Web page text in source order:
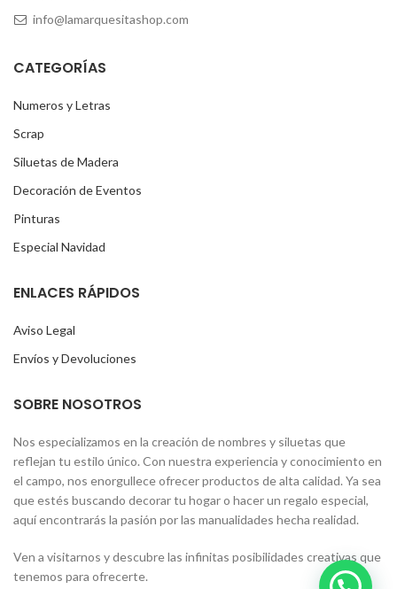
info@lamarquesitashop.com
CATEGORÍAS
Numeros y Letras
Scrap
Siluetas de Madera
Decoración de Eventos
Pinturas
Especial Navidad
ENLACES RÁPIDOS
Aviso Legal
Envíos y Devoluciones
SOBRE NOSOTROS
Nos especializamos en la creación de nombres y siluetas que
reflejan tu estilo único. Con nuestra experiencia y conocimiento en
el campo, nos enorgullece ofrecer productos de alta calidad. Ya sea
que estés buscando decorar tu hogar o hacer un regalo especial,
aquí encontrarás la pasión por las manualidades hecha realidad.
Ven a visitarnos y descubre las infinitas posibilidades creativas que
tenemos para ofrecerte.